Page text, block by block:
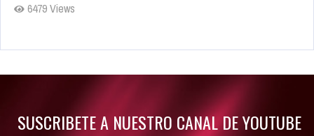
6479 Views
Rumor: Se filtran los primeros detalles de Resident Evil 9
SUSCRIBETE A NUESTRO CANAL DE YOUTUBE